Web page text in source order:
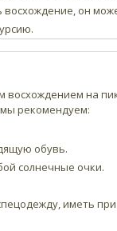
восхождение, он
восхождением на
рекомендуем:
обувь.
солнечные очки.
иметь при